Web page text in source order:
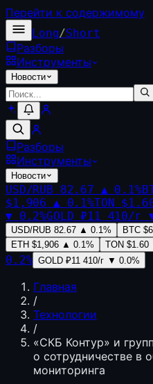
Перейти к содержимому
Long/Short
Разборы
Инструменты
Новости
Разборы
Инструменты
Новости
USD/RUB 82.67 ▲ 0.1%
$1,906 ▲ 0.1%TON
▼ 0.2%GOLD ₽11 410/г
USD/RUB 82.67 ▲ 0.1% BTC
ETH $1,906 ▲ 0.1% TON $1.60
0.2% GOLD ₽11 410/г ▼ 0.0%
Главная
/
Технологии
/
«СКБ Контур» и
о сотрудничестве в
мониторинга